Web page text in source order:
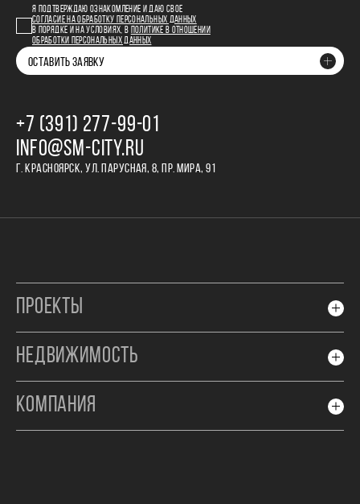
Я ПОДТВЕРЖДАЮ ОЗНАКОМЛЕНИЕ И ДАЮ СВОЕ
СОГЛАСИЕ НА ОБРАБОТКУ ПЕРСОНАЛЬНЫХ ДАННЫХ
В ПОРЯДКЕ И НА УСЛОВИЯХ, В
ПОЛИТИКЕ В ОТНОШЕНИИ
ОБРАБОТКИ ПЕРСОНАЛЬНЫХ ДАННЫХ
ОСТАВИТЬ ЗАЯВКУ
+7 (391) 277‒99‒01
INFO@SM-CITY.RU
Г. КРАСНОЯРСК, УЛ. ПАРУСНАЯ, 8, ПР. МИРА, 91
ПРОЕКТЫ
НЕДВИЖИМОСТЬ
КОМПАНИЯ